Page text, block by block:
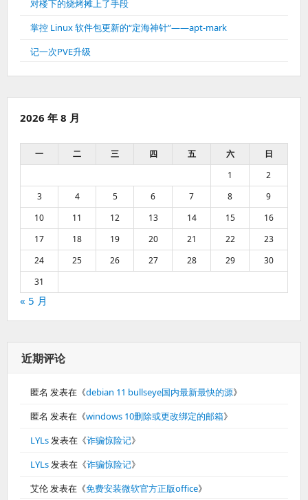
对楼下的烧烤摊上了手段
掌控 Linux 软件包更新的“定海神针”——apt-mark
记一次PVE升级
2026 年 8 月
一 二 三 四 五 六
日
1
2
3
4 5 6 7 8
9
10
11 12 13 14 15
16
17
18 19 20 21 22
23
24
25 26 27 28 29
30
31
« 5 月
近期评论
匿名 发表在《debian 11 bullseye国内最新最快的源》
匿名 发表在《windows 10删除或更改绑定的邮箱》
LYLs发表在《诈骗惊险记》
LYLs发表在《诈骗惊险记》
艾伦发表在《免费安装微软官方正版office》